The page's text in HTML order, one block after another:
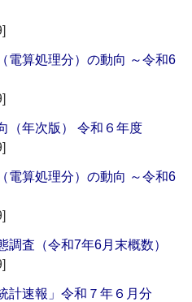
算処理分）の動向 ～令和6
年次版） 令和６年度
算処理分）の動向 ～令和6
査（令和7年6月末概数）
速報」令和７年６月分